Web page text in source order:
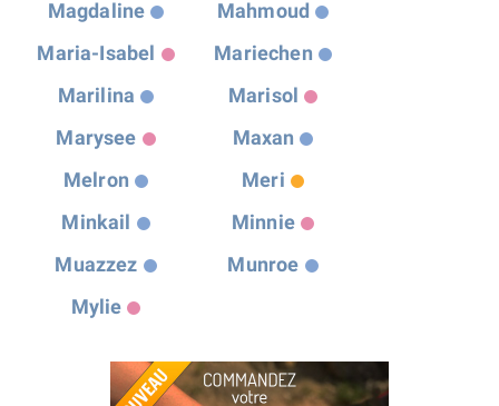
Magdaline
Mahmoud
Maria-Isabel
Mariechen
Marilina
Marisol
Marysee
Maxan
Melron
Meri
Minkail
Minnie
Muazzez
Munroe
Mylie